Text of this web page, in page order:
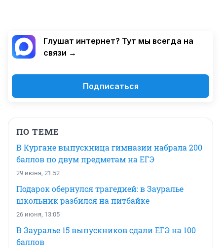
Глушат интернет? Тут мы всегда на
связи →
Подписаться
ПО ТЕМЕ
В Кургане выпускница гимназии набрала 200
баллов по двум предметам на ЕГЭ
29 июня, 21:52
Подарок обернулся трагедией: в Зауралье
школьник разбился на питбайке
26 июня, 13:05
В Зауралье 15 выпускников сдали ЕГЭ на 100
баллов